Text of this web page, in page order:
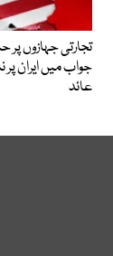
تجارتی جہازوں
جواب میں ایران پر
عائد